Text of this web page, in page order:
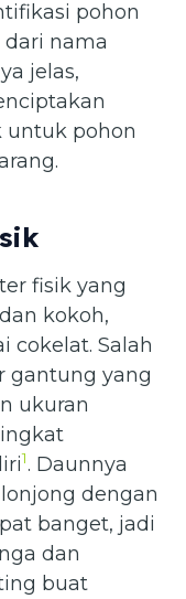
pohon
dari nama
jelas,
untuk pohon
fisik yang
kokoh,
cokelat. Salah
gantung yang
ukuran
1. Daunnya
dengan
banget, jadi
dan
buat